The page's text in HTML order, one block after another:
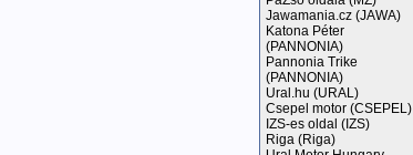
Jawamania.cz (JAWA)
Katona Péter
(PANNONIA)
Pannonia Trike
(PANNONIA)
Ural.hu (URAL)
Csepel motor (CSEPEL)
IZS-es oldal (IZS)
Riga (Riga)